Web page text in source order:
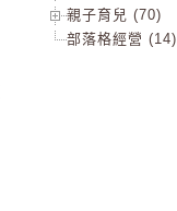
親子育兒 (70)
部落格經營 (14)